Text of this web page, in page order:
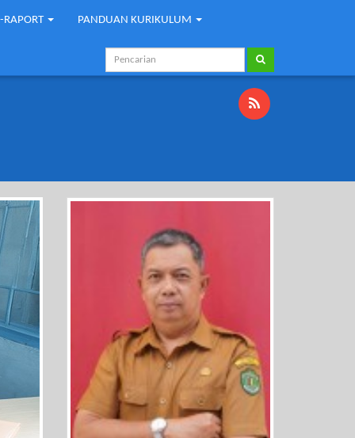
RAPORT PANDUAN KURIKULUM